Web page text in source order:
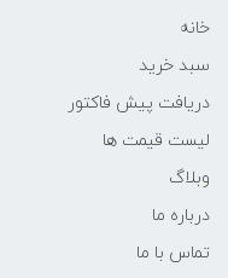
خانه
سبد خرید
دریافت پیش فاکتور
لیست قیمت ها
وبلاگ
درباره ما
تماس با ما